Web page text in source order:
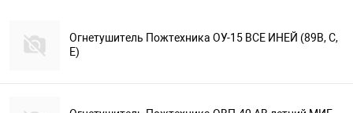
Огнетушитель Пожтехника ОУ-15 ВСЕ ИНЕЙ (89В, С,
Е)